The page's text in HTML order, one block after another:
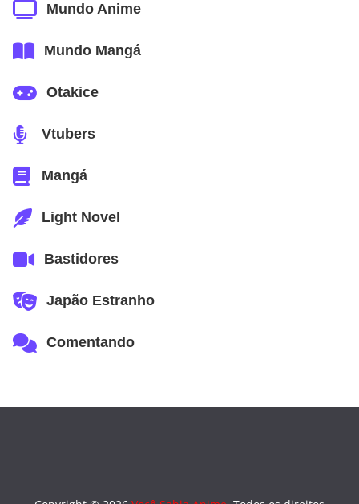
Mundo Anime
Mundo Mangá
Otakice
Vtubers
Mangá
Light Novel
Bastidores
Japão Estranho
Comentando